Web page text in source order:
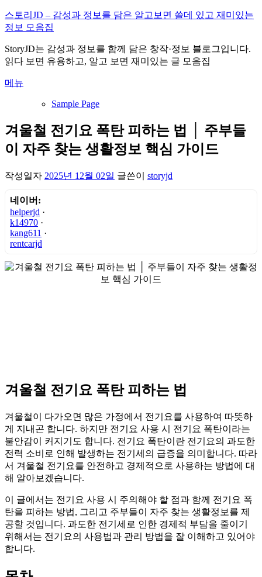
내
용
로
바
가
스토리JD – 감성과 정보를 담은 알고보면 쓸데 있고 재미있는
정보 모음집
StoryJD는 감성과 정보를 함께 담은 창작·정보 블로그입니다.
읽다 보면 유용하고, 알고 보면 재미있는 글 모음집
메뉴
Sample Page
겨울철 전기요 폭탄 피하는 법 │ 주부들
이 자주 찾는 생활정보 핵심 가이드
작성일자 2025년 12월 02일 글쓴이 storyjd
네이버:
helperjd ·
k14970 ·
kang611 ·
rentcarjd
겨울철 전기요 폭탄 피하는 법
겨울철이 다가오면 많은 가정에서 전기요를 사용하여 따뜻하
게 지내곤 합니다. 하지만 전기요 사용 시 전기요 폭탄이라는
불안감이 커지기도 합니다. 전기요 폭탄이란 전기요의 과도한
전력 소비로 인해 발생하는 전기세의 급증을 의미합니다. 따라
서 겨울철 전기요를 안전하고 경제적으로 사용하는 방법에 대
해 알아보겠습니다.
이 글에서는 전기요 사용 시 주의해야 할 점과 함께 전기요 폭
탄을 피하는 방법, 그리고 주부들이 자주 찾는 생활정보를 제
공할 것입니다. 과도한 전기세로 인한 경제적 부담을 줄이기
위해서는 전기요의 사용법과 관리 방법을 잘 이해하고 있어야
합니다.